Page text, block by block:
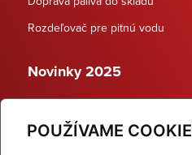
POUŽÍVAME
Rozdeľovač pre pitnú vodu
Novinky 2025
Dynamické termostatické ventily